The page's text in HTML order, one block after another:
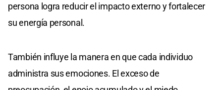
persona logra reducir el impacto externo y fortalecer
su energía personal.
También influye la manera en que cada individuo
administra sus emociones. El exceso de